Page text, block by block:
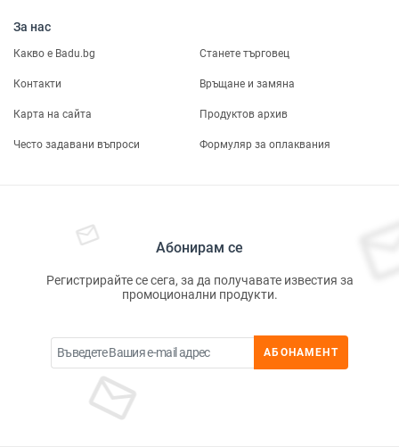
За нас
Какво е Badu.bg Станете търговец
Контакти Връщане и замяна
Карта на сайта Продуктов архив
Често задавани въпроси Формуляр за оплаквания
Абонирам се
Регистрирайте се сега, за да получавате известия за
промоционални продукти.
АБОНАМЕНТ